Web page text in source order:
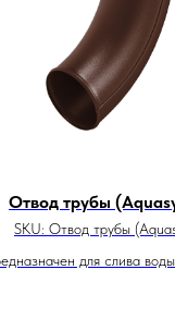
Отвод трубы
SKU: Отвод трубы
для слива воды